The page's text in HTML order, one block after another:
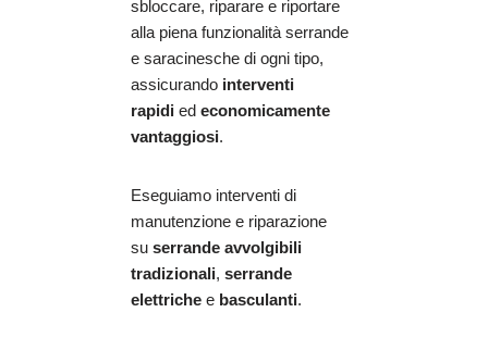
sbloccare, riparare e riportare
alla piena funzionalità serrande
e saracinesche di ogni tipo,
assicurando interventi
rapidi ed economicamente
vantaggiosi.
Eseguiamo interventi di
manutenzione e riparazione
su serrande avvolgibili
tradizionali, serrande
elettriche e basculanti.